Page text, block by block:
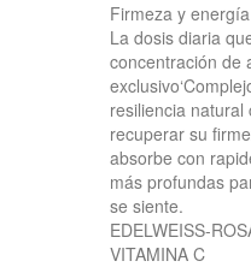
Firmeza y energía
La dosis diaria
concentración de
resiliencia
recuperar su
absorbe con
más profundas
se siente.
EDELWEISS-
VITAMINA C